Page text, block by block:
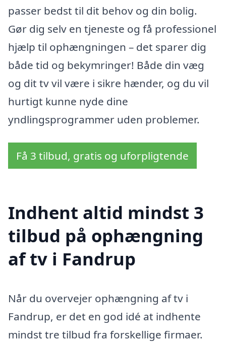
passer bedst til dit behov og din bolig.
Gør dig selv en tjeneste og få professionel
hjælp til ophængningen – det sparer dig
både tid og bekymringer! Både din væg
og dit tv vil være i sikre hænder, og du vil
hurtigt kunne nyde dine
yndlingsprogrammer uden problemer.
Få 3 tilbud, gratis og uforpligtende
Indhent altid mindst 3
tilbud på ophængning
af tv i Fandrup
Når du overvejer ophængning af tv i
Fandrup, er det en god idé at indhente
mindst tre tilbud fra forskellige firmaer.